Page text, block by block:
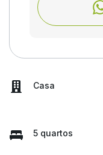
Casa
5 quartos